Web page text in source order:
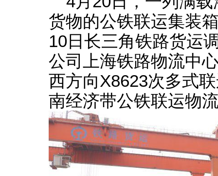
货物的公铁联运集装
10日长三角铁路货运
公司上海铁路物流中
西方向X8623次多式
南经济带公铁联运物